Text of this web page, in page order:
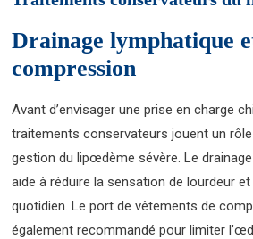
Drainage lymphatique
compression
Avant d’envisager une prise en charge
traitements conservateurs jouent un
gestion du lipœdème sévère. Le
aide à réduire la sensation de lourdeur
quotidien. Le port de vêtements de
également recommandé pour limiter